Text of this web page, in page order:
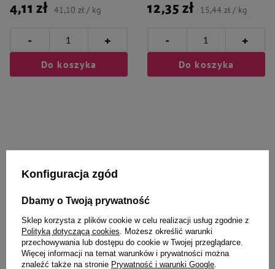
4,11 zł 41,10 zł / kg
- +
Do koszyka
12,35 zł 15,44 zł / kg
- +
Do koszyka
Ciebie i Twojego czworonoga
Trixie Zabawka dla psa pluszowy
królik 38 cm
Trixie majtki na cieczkę L 50-59
cm
Konfiguracja zgód
Dbamy o Twoją prywatność
Sklep korzysta z plików cookie w celu realizacji usług zgodnie z
Polityką dotyczącą cookies . Możesz określić warunki
przechowywania lub dostępu do cookie w Twojej przeglądarce.
Więcej informacji na temat warunków i prywatności można
znaleźć także na stronie Prywatność i warunki Google